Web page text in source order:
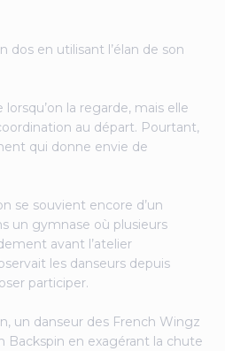
dos en utilisant l’élan de son
la regarde, mais elle
au départ. Pourtant,
qui donne envie de
se souvient encore d’un
un gymnase où plusieurs
avant l’atelier
les danseurs depuis
participer.
un danseur des French Wingz
Backspin en exagérant la chute